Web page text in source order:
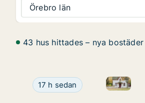
Örebro län
43 hus hittades – nya
Ca. 100 m2 hus att hyra i
17 h sedan Ca. 100